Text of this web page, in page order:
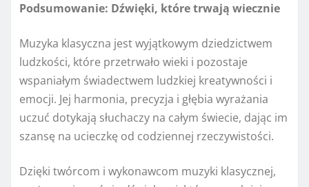
Podsumowanie: Dźwięki, które trwają wiecznie
Muzyka klasyczna jest wyjątkowym dziedzictwem
ludzkości, które przetrwało wieki i pozostaje
wspaniałym świadectwem ludzkiej kreatywności i
emocji. Jej harmonia, precyzja i głębia wyrażania
uczuć dotykają słuchaczy na całym świecie, dając im
szansę na ucieczkę od codziennej rzeczywistości.
Dzięki twórcom i wykonawcom muzyki klasycznej,